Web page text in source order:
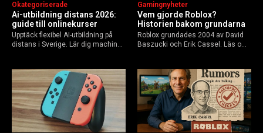
Ai-utbildning distans 2026:
guide till onlinekurser
Okategoriserade
Upptäck flexibel AI-utbildning på
distans i Sverige. Lär dig machine
Guide för nybörjare och
yrkesverksamma som vill bygga…
Vem gjorde Roblox?
Historien bakom grundarna
Gamingnyheter
Roblox grundades 2004 av David
Baszucki och Erik Cassel. Läs om
användare 2025, och vad som
händer inför 2026.